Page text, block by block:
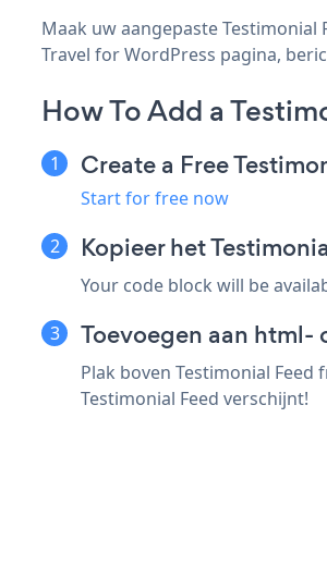
Maak uw aangepaste Testimonial
Travel for WordPress pagina,
How To Add a
Create a Free
Start for free now
Kopieer het
Your code block will be
Toevoegen aan html-
Plak boven Testimonial
Testimonial Feed verschijnt!